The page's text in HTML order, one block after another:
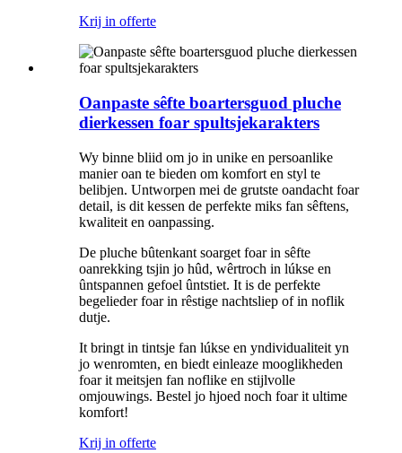
Krij in offerte
Oanpaste sêfte boartersguod pluche
dierkessen foar spultsjekarakters
Wy binne bliid om jo in unike en persoanlike
manier oan te bieden om komfort en styl te
belibjen. Untworpen mei de grutste oandacht foar
detail, is dit kessen de perfekte miks fan sêftens,
kwaliteit en oanpassing.
De pluche bûtenkant soarget foar in sêfte
oanrekking tsjin jo hûd, wêrtroch in lúkse en
ûntspannen gefoel ûntstiet. It is de perfekte
begelieder foar in rêstige nachtsliep of in noflik
dutje.
It bringt in tintsje fan lúkse en yndividualiteit yn
jo wenromten, en biedt einleaze mooglikheden
foar it meitsjen fan noflike en stijlvolle
omjouwings. Bestel jo hjoed noch foar it ultime
komfort!
Krij in offerte